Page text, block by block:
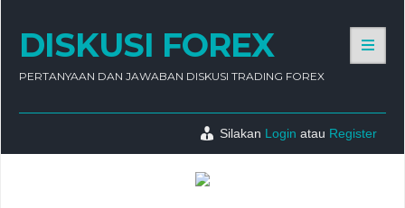
DISKUSI FOREX
PERTANYAAN DAN JAWABAN DISKUSI TRADING FOREX
Silakan Login atau Register